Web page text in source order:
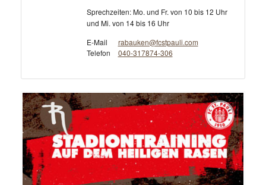
Sprechzeiten: Mo. und Fr. von 10 bis 12 Uhr
und Mi. von 14 bis 16 Uhr
E-Mail
rabauken@fcstpauli.com
Telefon
040-317874-306